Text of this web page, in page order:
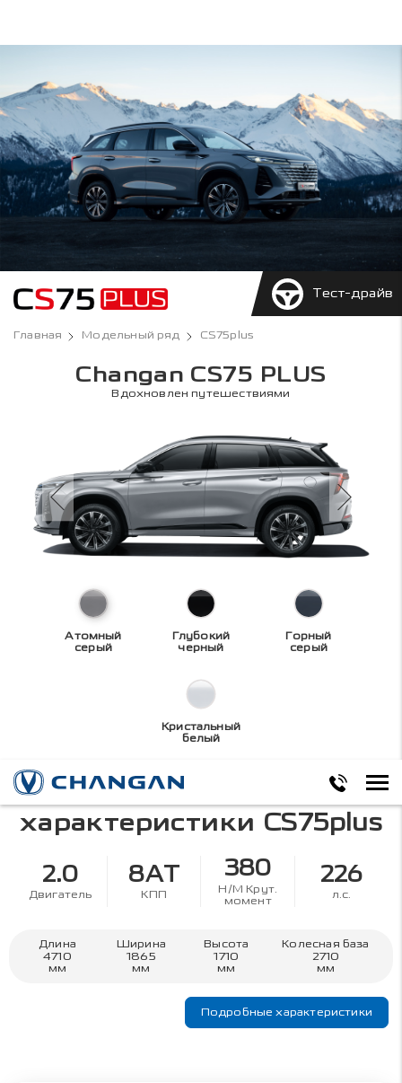
Тест-драйв
Главная Модельный ряд CS75plus
Changan CS75 PLUS
Вдохновлен путешествиями
Атомный
серый
Глубокий
черный
Горный
серый
Кристальный
белый
Технические
характеристики CS75plus
2.0
Двигатель
8AT
КПП
380
Н/М Крут.
момент
226
л.с.
Длина
4710
мм
Ширина
1865
мм
Высота
1710
мм
Колесная база
2710
мм
Подробные характеристики